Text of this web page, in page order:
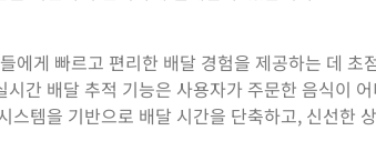
게 빠르고 편리한 배달 경험을 제공하는 데 초
간 배달 추적 기능은 사용자가 주문한 음식이
템을 기반으로 배달 시간을 단축하고, 신선한